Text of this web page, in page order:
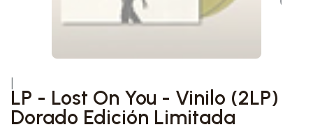
LP - Lost On You - Vinilo (2LP)
Dorado Edición Limitada